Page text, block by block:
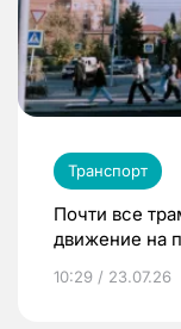
Транспорт
Почти все
движение на
10:29 / 23.07.26